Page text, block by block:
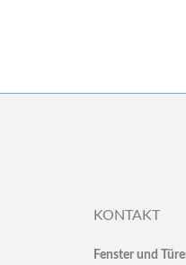
KONTAKT
Fenster und